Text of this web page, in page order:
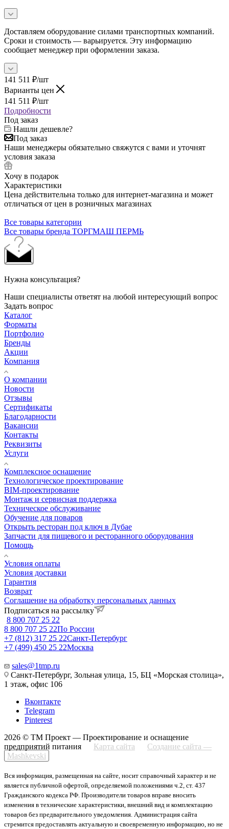
Доставляем оборудование силами транспортных компаний.
Сроки и стоимость — варьируется. Эту информацию
сообщает менеджер при оформлении заказа.
141 511 ₽/шт
Варианты цен
141 511 ₽/шт
Подробности
Под заказ
Нашли дешевле?
Под заказ
Наши менеджеры обязательно свяжутся с вами и уточнят
условия заказа
Хочу в подарок
Характеристики
Цена действительна только для интернет-магазина и может
отличаться от цен в розничных магазинах
Все товары категории
Все товары бренда ТОРГМАШ ПЕРМЬ
Нужна консультация?
Наши специалисты ответят на любой интересующий вопрос
Задать вопрос
Каталог
Форматы
Портфолио
Бренды
Акции
Компания
О компании
Новости
Отзывы
Сертификаты
Благодарности
Вакансии
Контакты
Реквизиты
Услуги
Комплексное оснащение
Технологическое проектирование
BIM-проектирование
Монтаж и сервисная поддержка
Техническое обслуживание
Обучение для поваров
Открыть ресторан под ключ в Дубае
Запчасти для пищевого и ресторанного оборудования
Помощь
Условия оплаты
Условия доставки
Гарантия
Возврат
Соглашение на обработку персональных данных
Подписаться на рассылку
8 800 707 25 22
8 800 707 25 22По России
+7 (812) 317 25 22Санкт-Петербург
+7 (499) 450 25 22Москва
sales@1tmp.ru
Санкт-Петербург, Зольная улица, 15, БЦ «Морская столица»,
1 этаж, офис 106
Вконтакте
Telegram
Pinterest
2026 © ТМ Проект — Проектирование и оснащение
предприятий питания
Карта сайта
Создание сайта —
Mashkevski
Вся информация, размещенная на сайте, носит справочный характер и не
является публичной офертой, определяемой положениями ч.2, ст. 437
Гражданского кодекса РФ. Производители товаров вправе вносить
изменения в технические характеристики, внешний вид и комплектацию
товаров без предварительного уведомления. Администрация сайта
стремится предоставлять актуальную и своевременную информацию, но не